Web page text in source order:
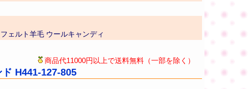
フェルト羊毛 ウールキャンディ
商品代11000円以上で送料無料（一部を除く）
H441-127-805